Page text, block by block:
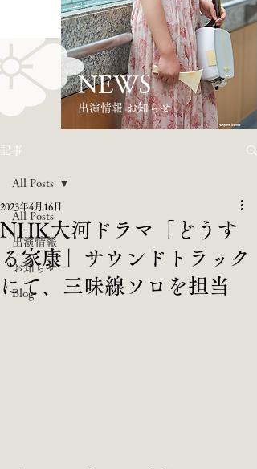
記事
All Posts
出演情報
お知らせ
Blog
All Posts
NHK大河ドラマ「どうす
る家康」サウンドトラック
にて、三味線ソロを担当
2023年4月16日
NEWS
​出演情報 お知らせ